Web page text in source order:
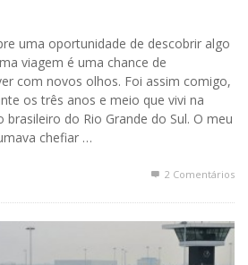
uma oportunidade de descobrir algo
viagem é uma chance de
com novos olhos. Foi assim comigo,
os três anos e meio que vivi na
brasileiro do Rio Grande do Sul. O meu
chefiar …
2 Comentários